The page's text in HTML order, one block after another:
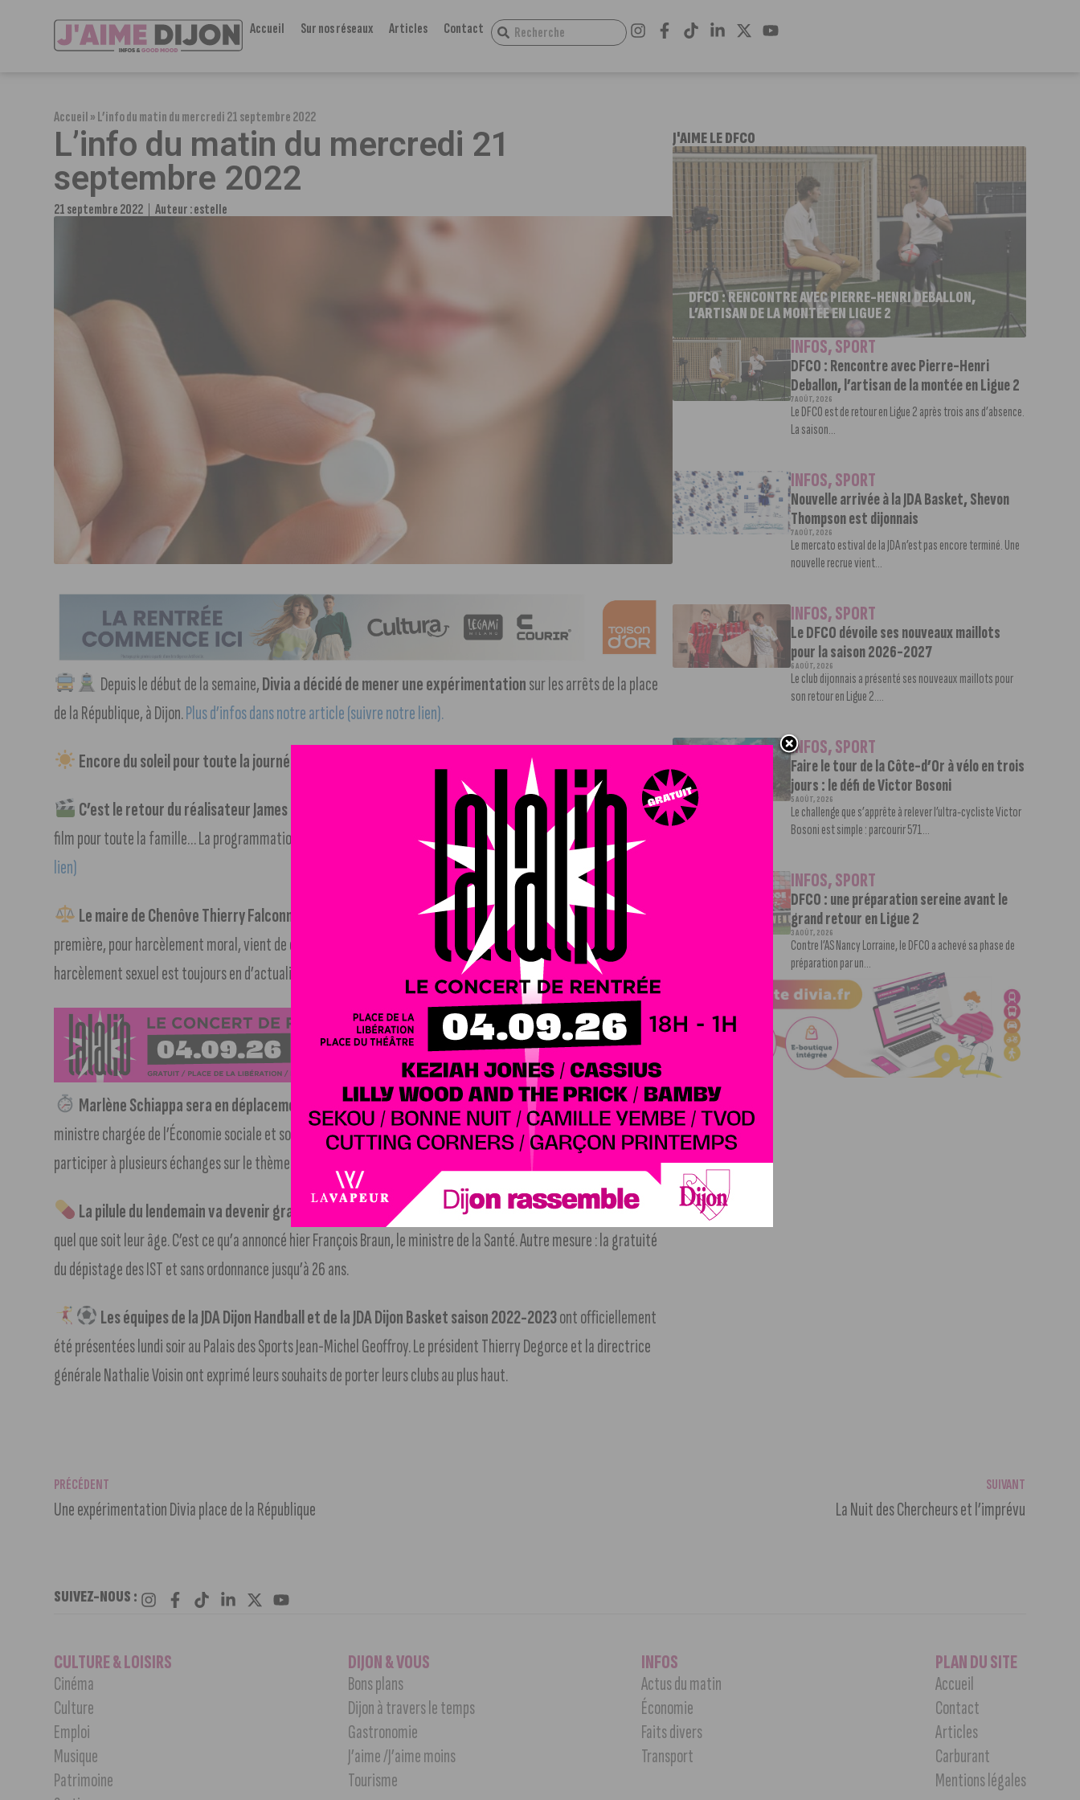
Accueil Sur nos réseaux Articles Contact
Accueil»L’info du matin du mercredi 21 septembre 2022
L’info du matin du mercredi 21
septembre 2022
21 septembre 2022 Auteur :estelle
Depuis le début de la semaine,Divia a décidé de mener une expérimentationsur les arrêts de la place
de la République, à Dijon.Plus d’infos dans notre article (suivre notre lien).
Encore du soleil pour toute la journée ! Le mercure oscillera entre 10 et 18 degrés à la mi-journée.
C’est le retour du réalisateur James Cameron au cinéma !
Cette semaine, vous pourrez aussi découvrir un
film pour toute la famille… La programmation cinéma de cette semaine à découvrir dans notre article (suivre notre
lien)
Le maire de Chenôve Thierry Falconnet était sous le coup de deux plaintes pour harcèlement . La
première, pour harcèlement moral, vient de classer sans par le parquet de Dijon. La seconde plainte pour
harcèlement sexuel est toujours en d’actualité ; une enquête est toujours en cours.
Marlène Schiappa sera en déplacement aujourd’hui à Dijon.La secrétaire d’État auprès de la Première
ministre chargée de l’Économie sociale et solidaire et de la Vie associative sera en visite toute la journée, pour
participer à plusieurs échanges sur le thème de l’entrepreneuriat féminin.
La pilule du lendemain va devenir gratuite pour toutes les femmesen pharmacie et sans ordonnance,
quel que soit leur âge. C’est ce qu’a annoncé hier François Braun, le ministre de la Santé. Autre mesure : la gratuité
du dépistage des IST et sans ordonnance jusqu’à 26 ans.
Les équipes de la JDA Dijon Handball et de la JDA Dijon Basket saison 2022-2023ont officiellement
été présentées lundi soir au Palais des Sports Jean-Michel Geoffroy. Le président Thierry Degorce et la directrice
générale Nathalie Voisin ont exprimé leurs souhaits de porter leurs clubs au plus haut.
J'AIME LE DFCO
DFCO : RENCONTRE AVEC PIERRE-HENRI DEBALLON,
L’ARTISAN DE LA MONTÉE EN LIGUE 2
INFOS,SPORT
DFCO : Rencontre avec Pierre-Henri
Deballon, l’artisan de la montée en Ligue 2
7 AOÛT, 2026
Le DFCO est de retour en Ligue 2 après trois ans d’absence.
La saison...
INFOS,SPORT
Nouvelle arrivée à la JDA Basket, Shevon
Thompson est dijonnais
7 AOÛT, 2026
Le mercato estival de la JDA n’est pas encore terminé. Une
nouvelle recrue vient...
INFOS,SPORT
Le DFCO dévoile ses nouveaux maillots
pour la saison 2026-2027
6 AOÛT, 2026
Le club dijonnais a présenté ses nouveaux maillots pour
son retour en Ligue 2....
INFOS,SPORT
Faire le tour de la Côte-d’Or à vélo en trois
jours : le défi de Victor Bosoni
5 AOÛT, 2026
Le challenge que s’apprête à relever l’ultra-cycliste Victor
Bosoni est simple : parcourir 571...
INFOS,SPORT
DFCO : une préparation sereine avant le
grand retour en Ligue 2
3 AOÛT, 2026
Contre l’AS Nancy Lorraine, le DFCO a achevé sa phase de
préparation par un...
PRÉCÉDENT
Une expérimentation Divia place de la République
SUIVANT
La Nuit des Chercheurs et l’imprévu
SUIVEZ-NOUS :
CULTURE & LOISIRS
Cinéma
Culture
Emploi
Musique
Patrimoine
DIJON & VOUS
Bons plans
Dijon à travers le temps
Gastronomie
J’aime /J’aime moins
Tourisme
INFOS
Actus du matin
Économie
Faits divers
Transport
PLAN DU SITE
Accueil
Contact
Articles
Carburant
Mentions légales